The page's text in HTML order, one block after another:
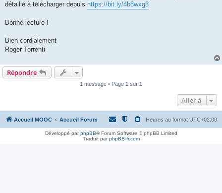
détaillé à télécharger depuis https://bit.ly/4b8wxg3
Bonne lecture !
Bien cordialement
Roger Torrenti
Répondre
1 message • Page 1 sur 1
Aller à
Accueil MOOC Accueil Forum Heures au format UTC+02:00
Développé parphpBB® Forum Software © phpBB Limited
Traduit parphpBB-fr.com